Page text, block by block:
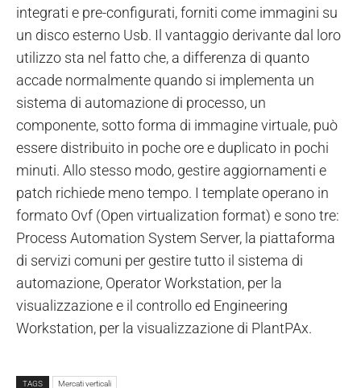
integrati e pre-configurati, forniti come immagini su
un disco esterno Usb. Il vantaggio derivante dal loro
utilizzo sta nel fatto che, a differenza di quanto
accade normalmente quando si implementa un
sistema di automazione di processo, un
componente, sotto forma di immagine virtuale, può
essere distribuito in poche ore e duplicato in pochi
minuti. Allo stesso modo, gestire aggiornamenti e
patch richiede meno tempo. I template operano in
formato Ovf (Open virtualization format) e sono tre:
Process Automation System Server, la piattaforma
di servizi comuni per gestire tutto il sistema di
automazione, Operator Workstation, per la
visualizzazione e il controllo ed Engineering
Workstation, per la visualizzazione di PlantPAx.
TAGS Mercati verticali